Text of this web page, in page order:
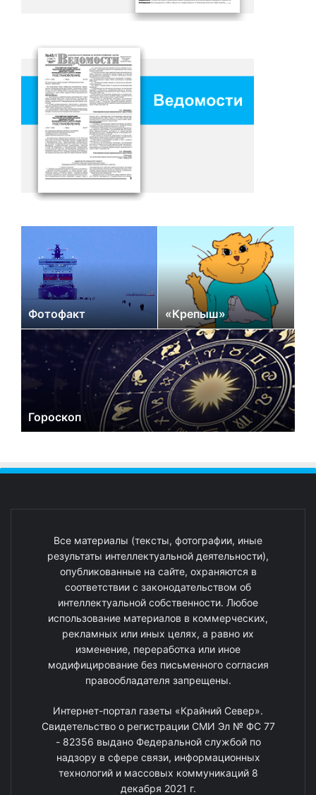
Фотофакт «Крепыш»
Гороскоп
Все материалы (тексты, фотографии, иные
результаты интеллектуальной деятельности),
опубликованные на сайте, охраняются в
соответствии с законодательством об
интеллектуальной собственности. Любое
использование материалов в коммерческих,
рекламных или иных целях, а равно их
изменение, переработка или иное
модифицирование без письменного согласия
правообладателя запрещены.
Интернет-портал газеты «Крайний Север».
Свидетельство о регистрации СМИ Эл № ФС 77
- 82356 выдано Федеральной службой по
надзору в сфере связи, информационных
технологий и массовых коммуникаций 8
декабря 2021 г.